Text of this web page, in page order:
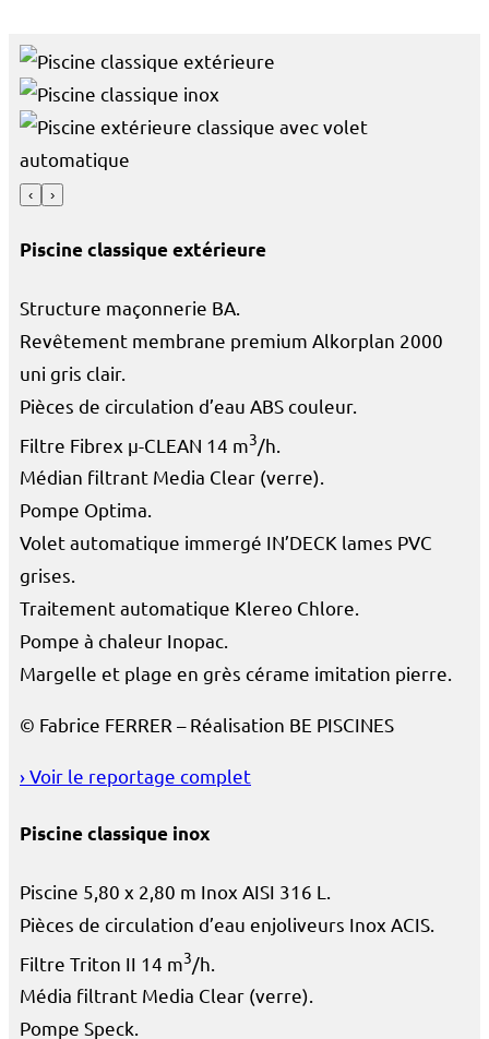
‹ ›
Piscine classique extérieure
Structure maçonnerie BA.
Revêtement membrane premium Alkorplan 2000
uni gris clair.
Pièces de circulation d’eau ABS couleur.
Filtre Fibrex µ-CLEAN 14 m3/h.
Médian filtrant Media Clear (verre).
Pompe Optima.
Volet automatique immergé IN’DECK lames PVC
grises.
Traitement automatique Klereo Chlore.
Pompe à chaleur Inopac.
Margelle et plage en grès cérame imitation pierre.
© Fabrice FERRER – Réalisation BE PISCINES
› Voir le reportage complet
Piscine classique inox
Piscine 5,80 x 2,80 m Inox AISI 316 L.
Pièces de circulation d’eau enjoliveurs Inox ACIS.
Filtre Triton II 14 m3/h.
Média filtrant Media Clear (verre).
Pompe Speck.